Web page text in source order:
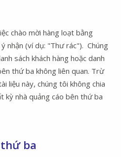
chào mời hàng loạt bằng
nhận (ví dụ: "Thư rác"). Chúng
sách khách hàng hoặc danh
thứ ba không liên quan. Trừ
liệu này, chúng tôi không chia
kỳ nhà quảng cáo bên thứ ba
ba